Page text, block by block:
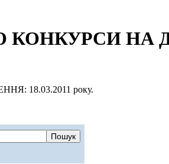
НА
18.03.2011 року.